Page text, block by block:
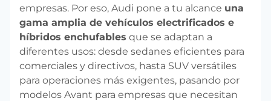
empresas. Por eso, Audi pone a tu alcance una
gama amplia de vehículos electrificados e
híbridos enchufables que se adaptan a
diferentes usos: desde sedanes eficientes para
comerciales y directivos, hasta SUV versátiles
para operaciones más exigentes, pasando por
modelos Avant para empresas que necesitan